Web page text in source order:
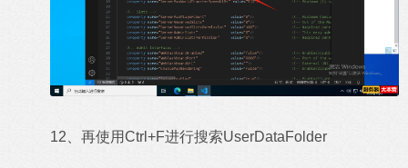
12、再使用Ctrl+F进行搜索UserDataFolder